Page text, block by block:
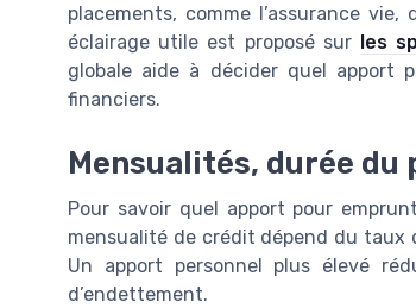
placements, comme l’assurance
éclairage utile est proposé sur les
globale aide à décider quel apport
financiers.
Mensualités, durée
Pour savoir quel apport pour
mensualité de crédit dépend du taux
Un apport personnel plus élevé
d’endettement.